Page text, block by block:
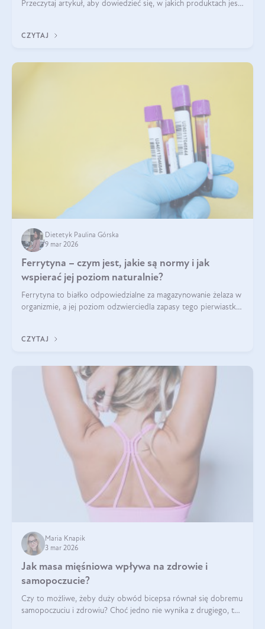
Przeczytaj artykuł, aby dowiedzieć się, w jakich produktach jest
CZYTAJ
Dietetyk Paulina Górska
9 mar 2026
Ferrytyna – czym jest, jakie są normy i jak
wspierać jej poziom naturalnie?
Ferrytyna to białko odpowiedzialne za magazynowanie żelaza w
organizmie, a jej poziom odzwierciedla zapasy tego pierwiastka.
funkcjonowanie (
CZYTAJ
Maria Knapik
3 mar 2026
Jak masa mięśniowa wpływa na zdrowie i
samopoczucie?
Czy to możliwe, żeby duży obwód bicepsa równał się dobremu
samopoczuciu i zdrowiu? Choć jedno nie wynika z drugiego, to